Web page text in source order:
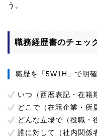
う。
職務経歴書のチェッ
職歴を「5W1H」で明
いつ（西暦表記・在籍
どこで（在籍企業・所
どんな立場で（役職・
誰に対して（社内関係